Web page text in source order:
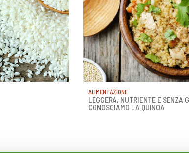
ALIMENTAZIONE
LEGGERA, NUTRIENTE E SENZA
CONOSCIAMO LA QUINOA